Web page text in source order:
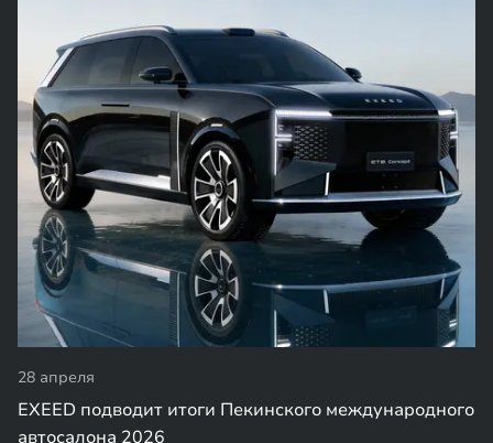
28 апреля
EXEED подводит итоги Пекинского международного
автосалона 2026